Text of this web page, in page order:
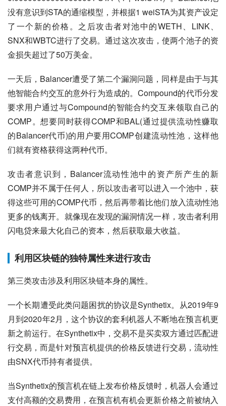
没有意识到STA的通缩模型，并根据1 weiSTA为其资产设定
了一个新的价格。之后攻击者对池中的WETH、LINK、
SNX和WBTC进行了交易。通过这次攻击，使两个池子的资
金损失超过了50万美金。
一天后，Balancer遭受了第二个漏洞问题，同样是由于与其
他智能合约交互的意外行为造成的。Compound的代币分发
要求用户通过与Compound的智能合约交互来领取自己的
COMP。想要同时获得COMP和BAL(通过提供流动性赚取
的Balancer代币)的用户要用COMP创建流动性池，这样他
们就有资格获得这两种代币。
攻击者意识到，Balancer流动性池中的资产所产生的新
COMP并不属于任何人，所以攻击者可以进入一个池中，获
得这些可用的COMP代币，然后再带着比他们放入流动性池
更多的钱离开。就像现在发现的漏洞情况一样，攻击者利用
闪电贷来最大化自己的资本，然后获取最大收益。
利用区块链的独特属性来进行攻击
第三类攻击涉及利用区块链本身的属性。
一个长期遭受此类问题困扰的协议是Synthetix。从2019年9
月到2020年2月，这个协议的套利机器人不断地在预言机更
新之前运行。在Synthetix中，交易不是买卖双方通过匹配进
行交易，而是针对预言机提供的价格反馈进行交易，流动性
由SNX代币持有者提供。
当Synthetix的预言机在链上发布价格反馈时，机器人会通过
支付高额的交易费用，在预言机有机会更新价格之前被纳入